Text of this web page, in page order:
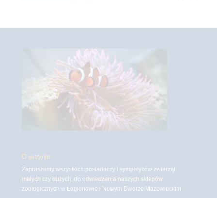
O witrynie
Zapraszamy wszystkich posiadaczy i sympatyków zwierząt
małych czy dużych, do odwiedzenia naszych sklepów
zoologicznych w Legionowie i Nowym Dworze Mazowieckim